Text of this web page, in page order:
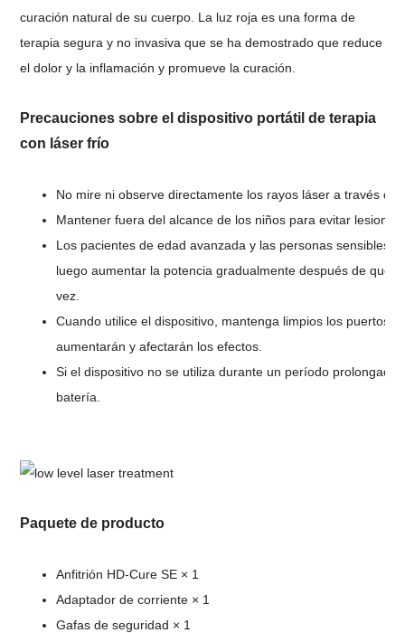
curación natural de su cuerpo. La luz roja es una forma de
terapia segura y no invasiva que se ha demostrado que reduce
el dolor y la inflamación y promueve la curación.
Precauciones sobre el dispositivo portátil de terapia
con láser frío
No mire ni observe directamente los rayos láser a través de
Mantener fuera del alcance de los niños para evitar
Los pacientes de edad avanzada y las personas sensibles
luego aumentar la potencia gradualmente después de que
vez.
Cuando utilice el dispositivo, mantenga limpios los puertos
aumentarán y afectarán los efectos.
Si el dispositivo no se utiliza durante un período
batería.
Paquete de producto
Anfitrión HD-Cure SE × 1
Adaptador de corriente × 1
Gafas de seguridad × 1